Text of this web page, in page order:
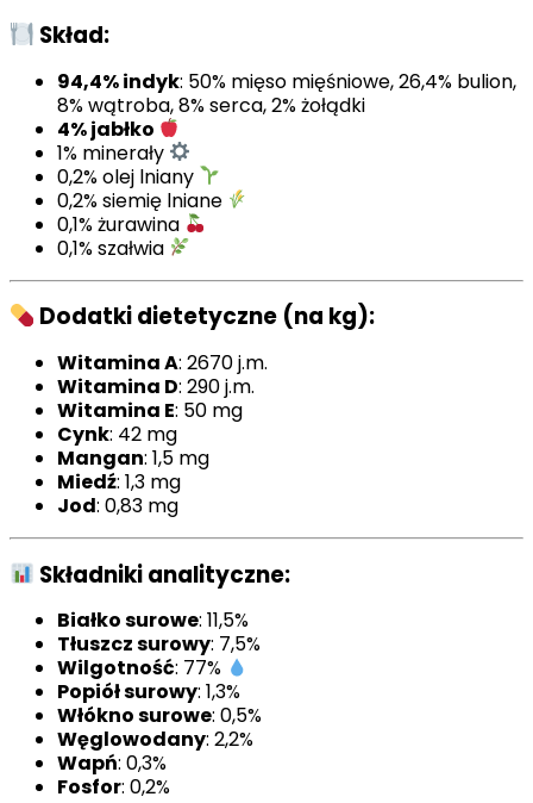
Skład:
94,4% indyk: 50% mięso mięśniowe, 26,4% bulion,
8% wątroba, 8% serca, 2% żołądki
4% jabłko
1% minerały
0,2% olej lniany
0,2% siemię lniane
0,1% żurawina
0,1% szałwia
Dodatki dietetyczne (na kg):
Witamina A: 2670 j.m.
Witamina D: 290 j.m.
Witamina E: 50 mg
Cynk: 42 mg
Mangan: 1,5 mg
Miedź: 1,3 mg
Jod: 0,83 mg
Składniki analityczne:
Białko surowe: 11,5%
Tłuszcz surowy: 7,5%
Wilgotność: 77%
Popiół surowy: 1,3%
Włókno surowe: 0,5%
Węglowodany: 2,2%
Wapń: 0,3%
Fosfor: 0,2%